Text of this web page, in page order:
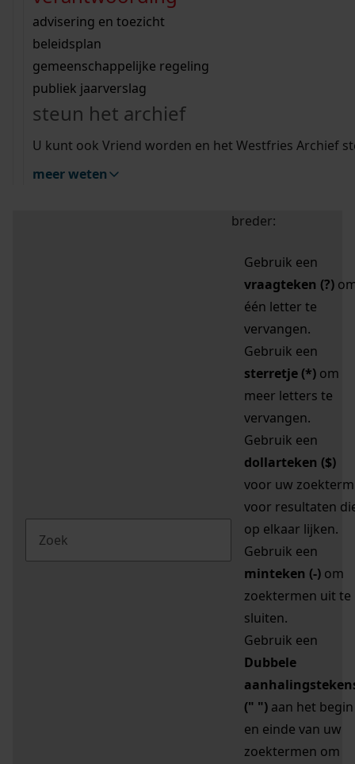
bouwvergunningen
omgevingsvergunningen
vergunningen
beeld en geluid
uitleg nodig?
Wij helpen u op weg met een aantal zoektips.
bekijk alle zoektips
Wij helpen u op weg met een aantal zoektips.
bekijk alle zoektips
bekijk ons geschiedenislokaal
advisering en toezicht
beleidsplan
gemeenschappelijke regeling
publiek jaarverslag
steun het archief
U kunt ook Vriend worden en het Westfries Archief
meer weten
zoektips
Mijn Studiezaal (inloggen)
uw zoekopdracht te
breder:
Gebruik een
vraagteken (?)
één letter te
vervangen.
Gebruik een
sterretje (*) om
meer letters te
vervangen.
Gebruik een
dollarteken ($)
voor uw zoekterm
voor resultaten
op elkaar lijken.
Gebruik een
minteken (-) om
zoektermen uit te
sluiten.
Gebruik een
Dubbele
(" ") aan het begin
en einde van uw
zoektermen om